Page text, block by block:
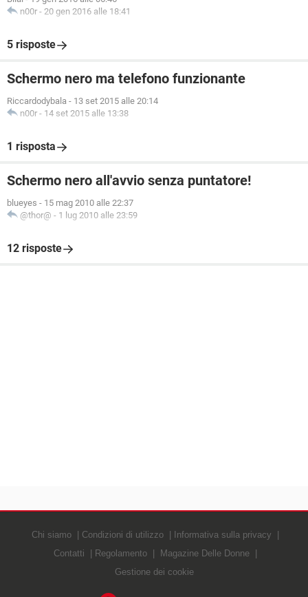
n00r - 20 gen 2016 alle 18:41
5 risposte
Schermo nero ma telefono funzionante
Riccardodybala - 13 set 2015 alle 20:14
n00r - 14 set 2015 alle 13:38
1 risposta
Schermo nero all'avvio senza puntatore!
blueyes - 15 mag 2010 alle 22:37
@thor@ - 1 lug 2010 alle 23:59
12 risposte
Chi siamo Condizioni di utilizzo
Informativa sulla privacy
Contatti
Regolamento
Magazine Delle Donne
Gestione dei cookie